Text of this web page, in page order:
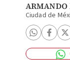
ARMANDO
Ciudad de